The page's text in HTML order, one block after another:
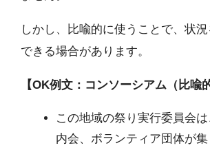
しかし、比喩的に使うことで、状
できる場合があります。
【OK例文：コンソーシアム（比喩
この地域の祭り実行委員会
内会、ボランティア団体が